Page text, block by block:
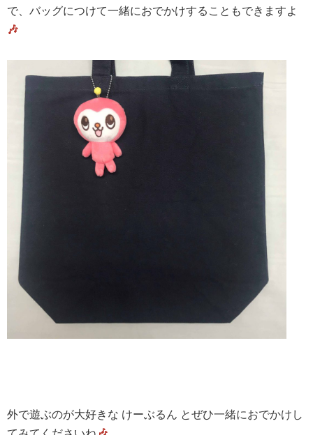
で、バッグにつけて一緒におでかけすることもできますよ
🎶
外で遊ぶのが大好きな けーぶるん とぜひ一緒におでかけし